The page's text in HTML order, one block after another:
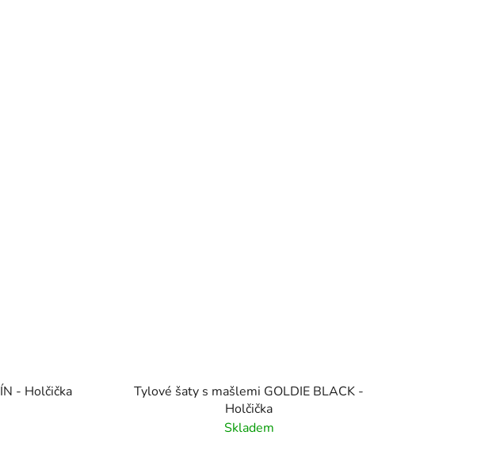
Šaty MARGOT GREEN MUŠELÍN - Holčička
Tylové šaty s mašlemi GOLDIE BLACK -
Holčička
Skladem